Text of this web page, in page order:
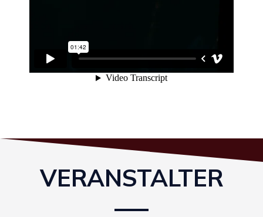
VERANSTALTER